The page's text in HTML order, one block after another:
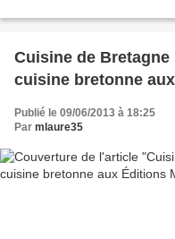
Cuisine de
cuisine bretonne
Publié le 09/06/2013 à 18:25
Par mlaure35